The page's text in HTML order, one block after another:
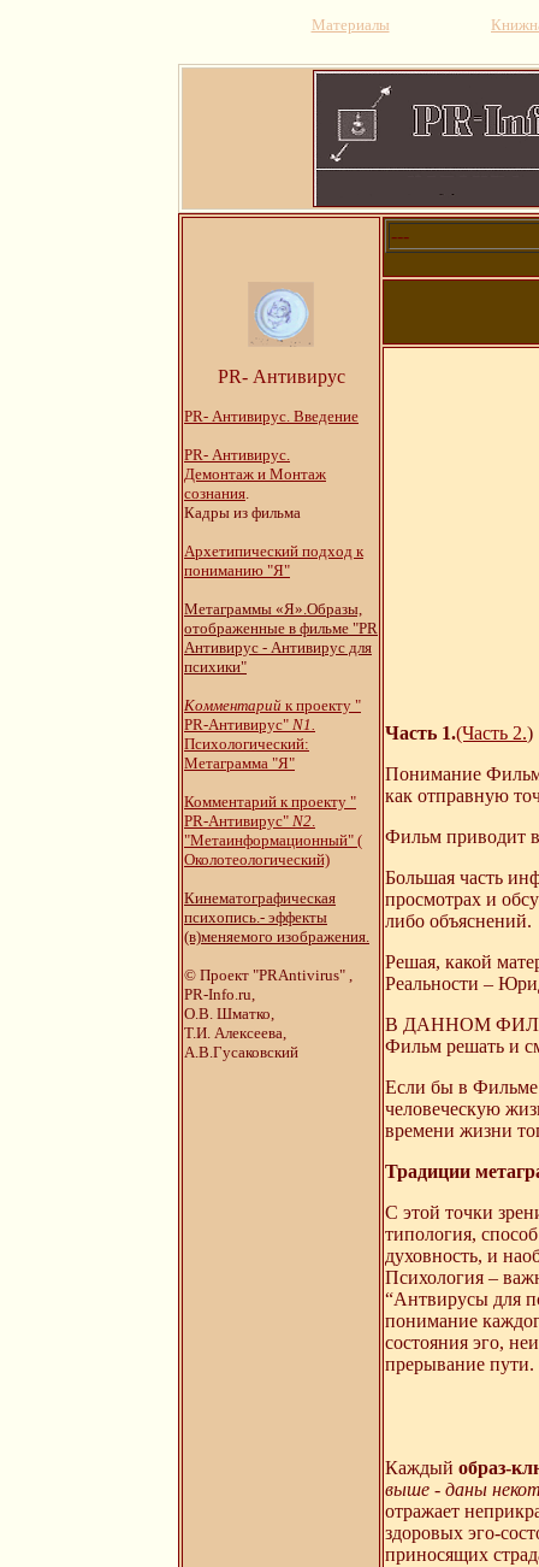
Материалы
PR- Антивирус
PR- Антивирус. Введение
PR- Антивирус.
Демонтаж и Монтаж
сознания.
Кадры из фильма
Архетипический подход к
пониманию "Я"
Метаграммы «Я».Образы,
отображенные в фильме "PR
Антивирус - Антивирус для
психики"
Комментарий к проекту "
PR-Антивирус" N1.
Психологический:
Метаграмма "Я"
Комментарий к проекту "
PR-Антивирус" N2.
"Метаинформационный" (
Околотеологический)
Кинематографическая
психопись.- эффекты
(в)меняемого изображения.
© Проект "PRAntivirus" ,
PR-Info.ru,
О.В. Шматко,
Т.И. Алексеева,
А.В.Гусаковский
---
Часть 1.(Часть 2.)
Понимание
как отправную
Фильм приводит
Большая часть
просмотрах и
либо объяснений.
Решая, какой
Реальности –
В ДАННОМ
Фильм решать и
Если бы в Фильме
человеческую
времени жизни
Традиции
С этой точки
типология,
духовность, и
Психология –
“Антвирусы для
понимание
состояния эго,
прерывание пути.
Каждый образ-
выше - даны
отражает
здоровых эго-
приносящих